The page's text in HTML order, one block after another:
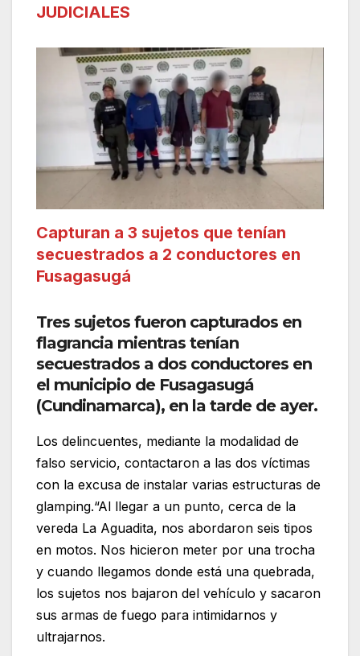
JUDICIALES
Capturan a 3 sujetos que tenían
secuestrados a 2 conductores en
Fusagasugá
Tres sujetos fueron capturados en
flagrancia mientras tenían
secuestrados a dos conductores en
el municipio de Fusagasugá
(Cundinamarca), en la tarde de ayer.
Los delincuentes, mediante la modalidad de
falso servicio, contactaron a las dos víctimas
con la excusa de instalar varias estructuras de
glamping.“Al llegar a un punto, cerca de la
vereda La Aguadita, nos abordaron seis tipos
en motos. Nos hicieron meter por una trocha
y cuando llegamos donde está una quebrada,
los sujetos nos bajaron del vehículo y sacaron
sus armas de fuego para intimidarnos y
ultrajarnos.